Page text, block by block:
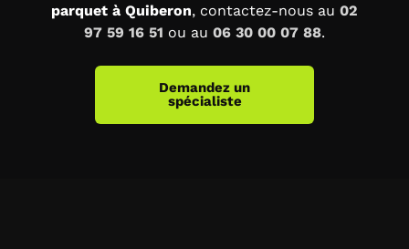
parquet à Quiberon, contactez-nous au 02
97 59 16 51 ou au 06 30 00 07 88.
Demandez un
spécialiste